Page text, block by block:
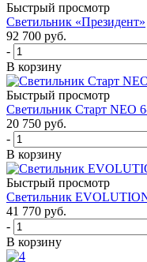
Быстрый просмотр
Светильник «Президент»
92 700 руб.
-
В корзину
Быстрый просмотр
Светильник Старт NEO
20 750 руб.
-
В корзину
Быстрый просмотр
Светильник
41 770 руб.
-
В корзину